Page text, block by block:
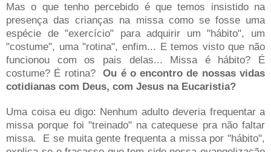
Mas o que tenho percebido é que temos insistido na
presença das crianças na missa como se fosse uma
espécie de "exercício" para adquirir um "hábito", um
"costume", uma "rotina", enfim... E temos visto que não
funcionou com os pais delas... Missa é hábito? É
costume? É rotina?Ou é o encontro de nossas vidas
cotidianas com Deus, com Jesus na Eucaristia?
Uma coisa eu digo: Nenhum adulto deveria frequentar a
missa porque foi "treinado" na catequese pra não faltar
missa. E se muita gente frequenta a missa por "hábito",